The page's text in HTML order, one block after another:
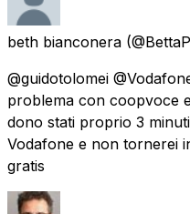
beth bianconera
@guidotolomei
problema con coopvoce
dono stati proprio 3
Vodafone e non tornerei
gratis